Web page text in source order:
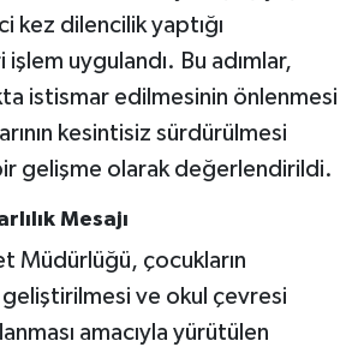
kez dilencilik yaptığı
uygulandı. Bu adımlar,
istismar edilmesinin önlenmesi
kesintisiz sürdürülmesi
gelişme olarak değerlendirildi.
Mesajı
Müdürlüğü, çocukların
geliştirilmesi ve okul çevresi
amacıyla yürütülen